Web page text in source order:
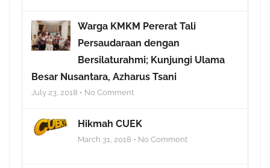
Warga KMKM Pererat Tali
Persaudaraan dengan
Bersilaturahmi; Kunjungi Ulama
Besar Nusantara, Azharus Tsani
July 23, 2018 • No Comment
Hikmah CUEK
March 31, 2018 • No Comment